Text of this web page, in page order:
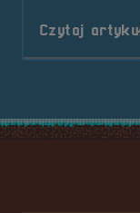
Czytaj